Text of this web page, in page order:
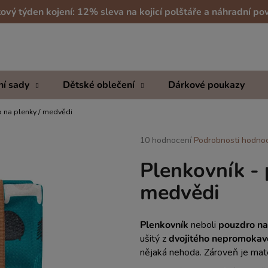
týden kojení: 12% sleva na kojicí polštáře a náhradní
sady Dětské oblečení Dárkové poukazy
na plenky / medvědi
Průměrné
produktu
je
z
hvězdiček.
10 hodnocení Podrobnosti
Plenkovník -
medvědi
Plenkovník neboli pouzdro
ušitý zdvojitého
nějaká nehoda. Zároveň je
Co potřebujete najít?